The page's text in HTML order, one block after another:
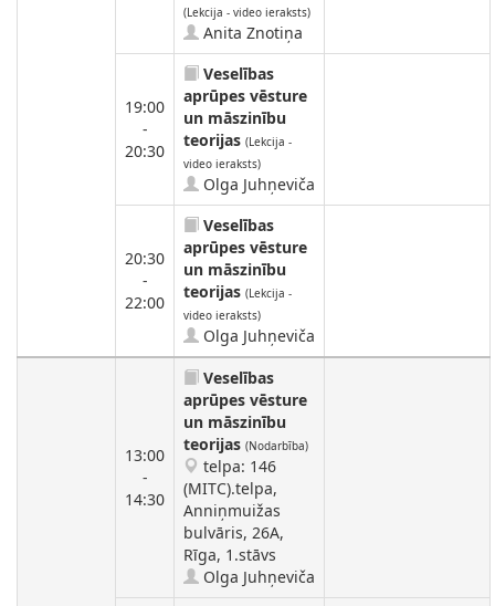
(Lekcija - video ieraksts)
Anita Znotiņa
19:00
-
20:30
Veselības
aprūpes vēsture
un māszinību
teorijas (Lekcija -
video ieraksts)
Olga Juhņeviča
20:30
-
22:00
Veselības
aprūpes vēsture
un māszinību
teorijas (Lekcija -
video ieraksts)
Olga Juhņeviča
13:00
-
14:30
Veselības
aprūpes vēsture
un māszinību
teorijas (Nodarbība)
telpa: 146
(MITC).telpa,
Anniņmuižas
bulvāris, 26A,
Rīga, 1.stāvs
Olga Juhņeviča